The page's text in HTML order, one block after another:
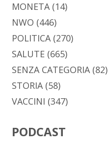
MONETA(14)
NWO (446)
POLITICA(270)
SALUTE (665)
SENZA CATEGORIA(82)
STORIA(58)
VACCINI (347)
PODCAST